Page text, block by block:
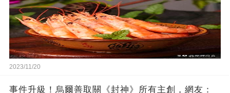
2023/11/20
事件升級！烏爾善取關《封神》所有主創，網友：